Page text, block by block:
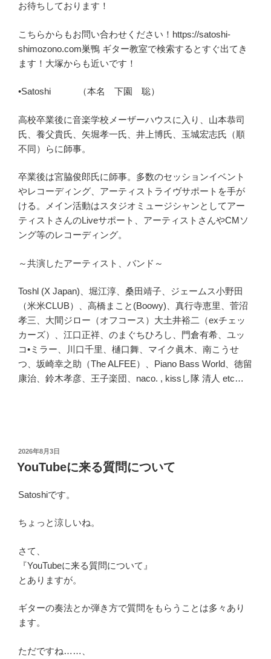
お待ちしております！
こちらからもお問い合わせください！https://satoshi-
shimozono.com巣鴨 ギター教室で検索するとすぐ出てき
ます！大塚からも近いです！
•Satoshi （本名 下園 聡）
高校卒業後に音楽学校メーザーハウスに入り、山本恭司
氏、養父貴氏、矢堀孝一氏、井上博氏、玉城宏志氏（順
不同）らに師事。
卒業後は宮脇俊郎氏に師事。多数のセッションイベント
やレコーディング、アーティストライヴサポートを手が
ける。メイン活動はスタジオミュージシャンとしてアー
ティストさんのLiveサポート、アーティストさんやCMソ
ング等のレコーディング。
～共演したアーティスト、バンド～
Toshl (X Japan)、堀江淳、桑田靖子、ジェームス小野田
（米米CLUB）、高橋まこと(Boowy)、真行寺恵里、菅沼
孝三、大間ジロー（オフコース）大土井裕二（exチェッ
カーズ）、江口正祥、のまぐちひろし、門倉有希、ユッ
コ•ミラー、川口千里、樋口舞、マイク眞木、南こうせ
つ、坂崎幸之助（The ALFEE）、Piano Bass World、徳留
康治、鈴木孝彦、王子楽団、naco. , kissし隊 清人 etc…
投
稿
日:
2026年8月3日
YouTubeに来る質問について
Satoshiです。
ちょっと涼しいね。
さて、
『YouTubeに来る質問について』
とありますが。
ギターの奏法とか弾き方で質問をもらうことは多々あり
ます。
ただですね……、